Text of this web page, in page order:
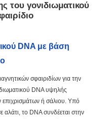
του γονιδιωματικού
DNA με βάση
σφαιριδίων για την
DNA υψηλής
επιχρισμάτων ή σάλιου. Υπό
αλάτι, το DNA συνδέεται στην